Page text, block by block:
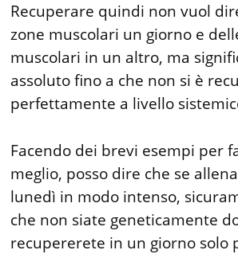
Recuperare quindi non vuol
zone muscolari un giorno e
muscolari in un altro, ma
assoluto fino a che non si è
perfettamente a livello
Facendo dei brevi esempi per
meglio, posso dire che se
lunedì in modo intenso,
che non siate geneticamente
recupererete in un giorno solo